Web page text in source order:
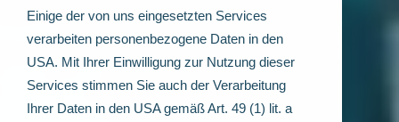
Einige der von uns eingesetzten Services
verarbeiten personenbezogene Daten in den
USA. Mit Ihrer Einwilligung zur Nutzung dieser
Services stimmen Sie auch der Verarbeitung
Ihrer Daten in den USA gemäß Art. 49 (1) lit. a